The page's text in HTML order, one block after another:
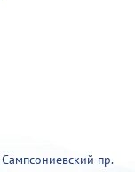
пр.